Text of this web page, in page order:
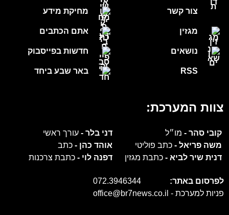
מחיקת מידע
אתם הכתבים
חדשות בפייסבוק
באר שבע ביחד
צור קשר
מגזין
נושאים
RSS
צוות המערכת:
קובי סהר - מו״ל דני בלר -עורך ראשי
משה פריאל - כתב פוליטי אוהד כהן -כתב
דנית שיר לביא - כתבת מגזין דפנה לוי -כתבת צרכנות
לפרסום באתר:
072.3946344
פניות למערכת - office@br7news.co.il